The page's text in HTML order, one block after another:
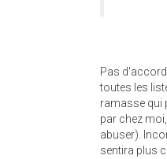
Pas
toutes les
ramasse qui
par chez
abuser).
sentira plus